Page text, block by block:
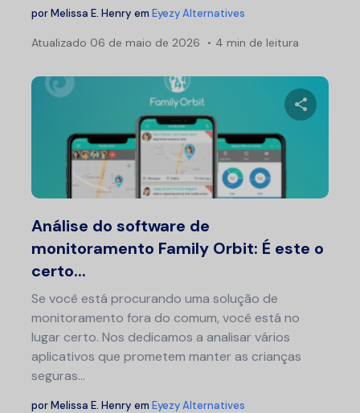
porMelissa E. Henry em Eyezy Alternatives
Atualizado 06 de maio de 2026 4 min de leitura
Análise do software de
monitoramento Family Orbit: É este o
certo...
Se você está procurando uma solução de
monitoramento fora do comum, você está no
lugar certo. Nos dedicamos a analisar vários
aplicativos que prometem manter as crianças
seguras...
porMelissa E. Henry em Eyezy Alternatives